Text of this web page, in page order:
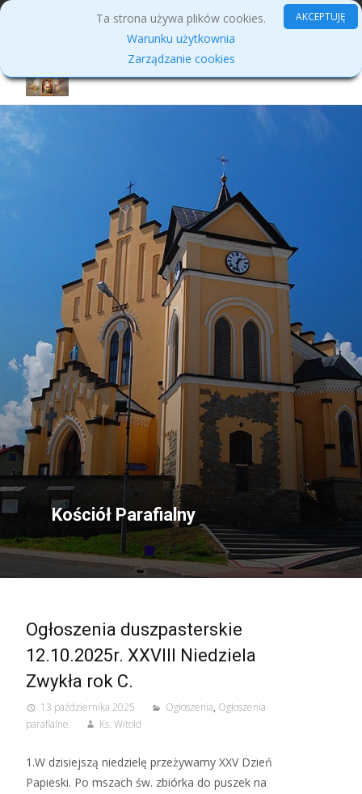
Ogłoszenia duszpasterskie
12.10.2025r. XXVIII Niedziela
Zwykła rok C.
13 października 2025 Ogłoszenia, Ogłoszenia
parafialne
Ks. Witold
1.W dzisiejszą niedzielę przeżywamy XXV Dzień
Papieski. Po mszach św. zbiórka do puszek na
Ta strona używa plików cookies.
Warunku użytkownia
Zarządzanie cookies
AKCEPTUJĘ